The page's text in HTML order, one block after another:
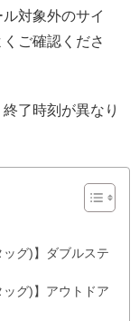
対象外のサイ
ご確認くださ
了時刻が異なり
ッグ)】ダブルステ
ッグ)】アウトドア